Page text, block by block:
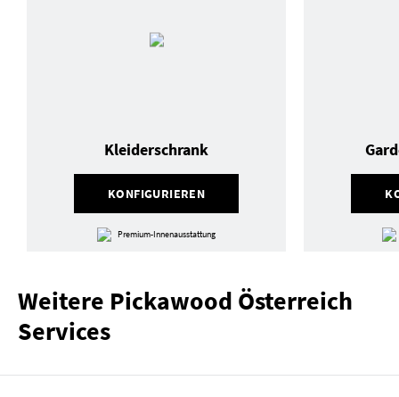
KONFIGURIEREN
Kleiderschrank
Premium-Innenausstattung
Weitere Pickawood Österreich
Services